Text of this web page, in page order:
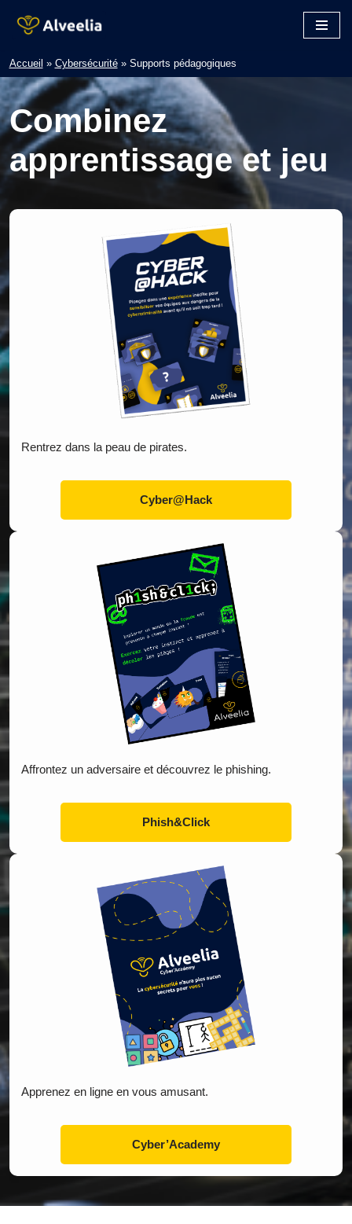
au
contenu
Accueil » Cybersécurité» Supports pédagogiques
Combinez
apprentissage et jeu
Rentrez dans la peau de pirates.
Cyber@Hack
Affrontez un adversaire et découvrez le phishing.
Phish&Click
Apprenez en ligne en vous amusant.
Cyber’Academy